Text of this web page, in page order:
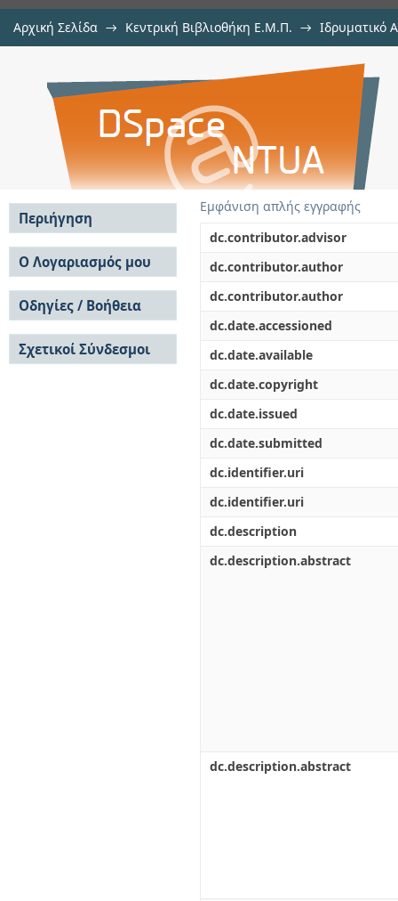
Αρχική Σελίδα → Κεντρική Βιβλιοθήκη Ε.Μ.Π. → Ιδρυματικό
Εφαρμογή μοντέλων μη
Ανάλυσης Δεδομένων για
αμοιβαίων κεφαλαίων στην
Εμφάνιση απλής εγγραφής
dc.contributor.advisor
dc.contributor.author
dc.contributor.author
dc.date.accessioned
dc.date.available
dc.date.copyright
dc.date.issued
dc.date.submitted
dc.identifier.uri
dc.identifier.uri
dc.description
dc.description.abstract
dc.description.abstract
Περιήγηση
Σε όλο το DSpace
Κοινότητες & Συλλογές
Ανά Ημερομηνία
Έκδοσης
Συγγραφείς
Τίτλοι
Θέματα
Ο Λογαριασμός μου
Σύνδεση
Εγγραφή
Οδηγίες / Βοήθεια
Οδηγίες Υποβολής
Οδηγίες Χρήσης ΙΑ
Συχνές Ερωτήσεις
Σχετικοί Σύνδεσμοι